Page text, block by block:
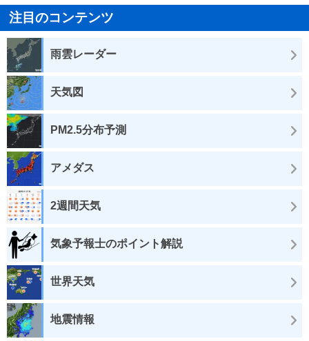
注目のコンテンツ
雨雲レーダー
天気図
PM2.5分布予測
アメダス
2週間天気
気象予報士のポイント解説
世界天気
地震情報